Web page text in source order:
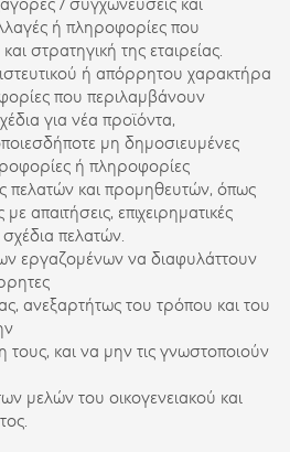
/ συγχωνεύσεις και
ή πληροφορίες που
στρατηγική της εταιρείας.
ή απόρρητου χαρακτήρα
που περιλαμβάνουν
για νέα προϊόντα,
μη δημοσιευμένες
ή πληροφορίες
πελατών και προμηθευτών, όπως
απαιτήσεις, επιχειρηματικές
σχέδια πελατών.
εργαζομένων να διαφυλάττουν
ανεξαρτήτως του τρόπου και του
τους, και να μην τις γνωστοποιούν
μελών του οικογενειακού και